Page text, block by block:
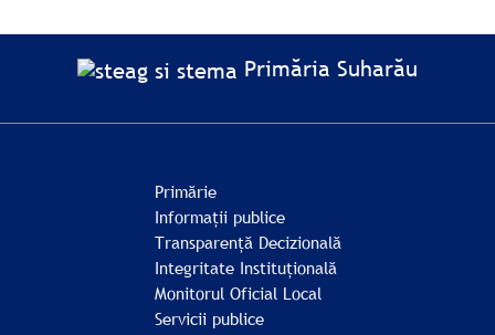
Primăria Suharău
Primărie
Informații publice
Transparență Decizională
Integritate Instituțională
Monitorul Oficial Local
Servicii publice